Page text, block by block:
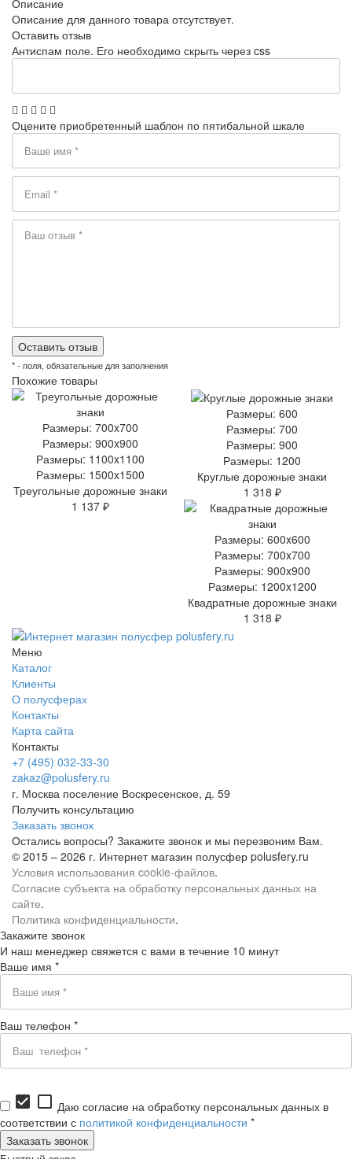
Описание
Описание для данного товара отсутствует.
Оставить отзыв
Антиспам поле. Его необходимо скрыть через css
Оцените приобретенный шаблон по пятибальной шкале
* - поля, обязательные для заполнения
Похожие товары
Размеры: 700x700
Размеры: 900x900
Размеры: 1100x1100
Размеры: 1500x1500
Треугольные дорожные знаки
1 137 ₽
Размеры: 600
Размеры: 700
Размеры: 900
Размеры: 1200
Круглые дорожные знаки
1 318 ₽
Размеры: 600x600
Размеры: 700x700
Размеры: 900x900
Размеры: 1200x1200
Квадратные дорожные знаки
1 318 ₽
Меню
Каталог
Клиенты
О полусферах
Контакты
Карта сайта
Контакты
+7 (495) 032-33-30
zakaz@polusfery.ru
г. Москва поселение Воскресенское, д. 59
Получить консультацию
Заказать звонок
Остались вопросы? Закажите звонок и мы перезвоним Вам.
© 2015 – 2026 г. Интернет магазин полусфер polusfery.ru
Условия использования cookie-файлов.
Согласие субъекта на обработку персональных данных на
сайте.
Политика конфиденциальности.
Закажите звонок
И наш менеджер свяжется с вами в течение 10 минут
Ваше имя *
Ваш телефон *
check_box check_box_outline_blank Даю согласие на обработку персональных данных в
соответствии с политикой конфиденциальности *